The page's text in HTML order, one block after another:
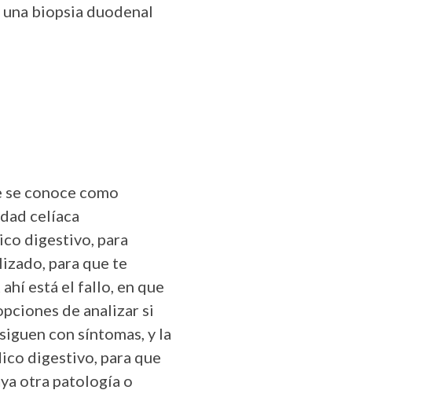
biopsia duodenal
conoce como
celíaca
digestivo, para
para que te
está el fallo, en que
de analizar si
con síntomas, y la
digestivo, para que
otra patología o